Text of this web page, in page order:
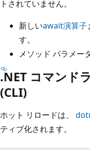
トされていません。
新しいawait演算子
す。
メソッド パラメー
.NET コマンド
(CLI)
ホット リロードは、
ティブ化されます。